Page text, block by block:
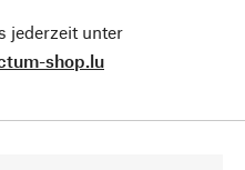
jederzeit unter
shop.lu